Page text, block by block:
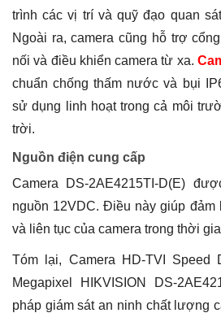
trình các vị trí và quỹ đạo quan
Ngoài ra, camera cũng hỗ trợ
nối và điều khiển camera từ xa.
chuẩn chống thấm nước và bụi
sử dụng linh hoạt trong cả môi
trời.
Nguồn điện cung cấp
Camera DS-2AE4215TI-D(E)
nguồn 12VDC. Điều này giúp đảm
và liên tục của camera trong thời
Tóm lại, Camera HD-TVI Speed
Megapixel HIKVISION DS-
pháp giám sát an ninh chất lượng